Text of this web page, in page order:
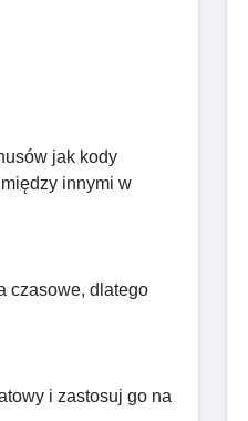
jak kody
innymi w
czasowe, dlatego
i zastosuj go na